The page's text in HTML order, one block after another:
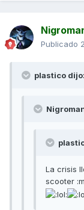
Publicado
plastico dijo:
La crisis
scooter